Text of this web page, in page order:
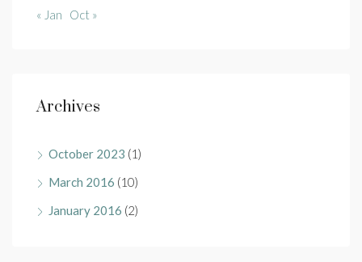
« Jan Oct »
Archives
October 2023 (1)
March 2016 (10)
January 2016 (2)